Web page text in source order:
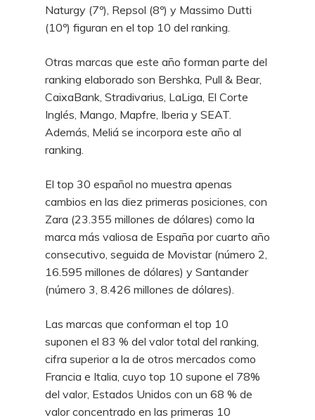
Naturgy (7º), Repsol (8º) y Massimo Dutti
(10º) figuran en el top 10 del ranking.
Otras marcas que este año forman parte del
ranking elaborado son Bershka, Pull & Bear,
CaixaBank, Stradivarius, LaLiga, El Corte
Inglés, Mango, Mapfre, Iberia y SEAT.
Además, Meliá se incorpora este año al
ranking.
El top 30 español no muestra apenas
cambios en las diez primeras posiciones, con
Zara (23.355 millones de dólares) como la
marca más valiosa de España por cuarto año
consecutivo, seguida de Movistar (número 2,
16.595 millones de dólares) y Santander
(número 3, 8.426 millones de dólares).
Las marcas que conforman el top 10
suponen el 83 % del valor total del ranking,
cifra superior a la de otros mercados como
Francia e Italia, cuyo top 10 supone el 78%
del valor, Estados Unidos con un 68 % de
valor concentrado en las primeras 10